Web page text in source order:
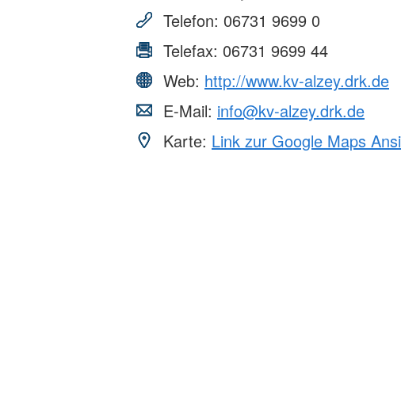
erwachsene Zuwanderer (MBE)
Telefon: 06731 9699 0
Telefax: 06731 9699 44
Web: http://www.kv-alzey.drk.de
E-Mail: info@kv-alzey.drk.de
Karte: Link zur Google Maps